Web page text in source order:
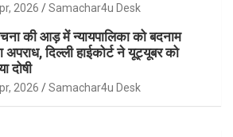
2026 Samachar4u Desk
की आड़ में न्यायपालिका को बदनाम
अपराध, दिल्ली हाईकोर्ट ने यूट्यूबर को
दोषी
2026 Samachar4u Desk